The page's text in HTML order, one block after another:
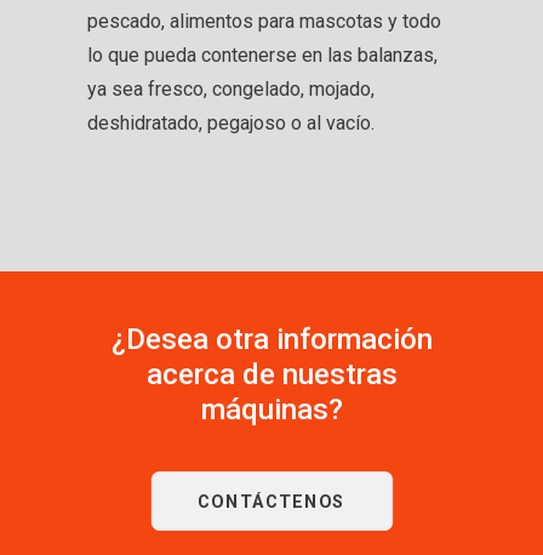
pescado, alimentos para mascotas y todo
lo que pueda contenerse en las balanzas,
ya sea fresco, congelado, mojado,
deshidratado, pegajoso o al vacío.
¿Desea otra información
acerca de nuestras
máquinas?
CONTÁCTENOS